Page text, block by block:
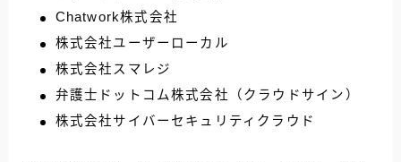
Chatwork株式会社
株式会社ユーザーローカル
株式会社スマレジ
弁護士ドットコム株式会社（クラウドサイン）
株式会社サイバーセキュリティクラウド